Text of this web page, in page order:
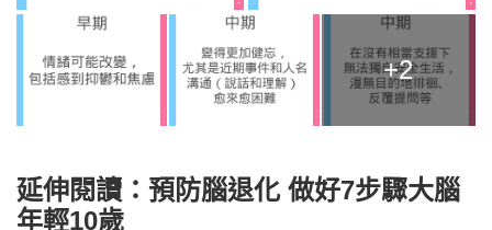
+2
延伸閱讀：預防腦退化 做好7步驟大腦
年輕10歲